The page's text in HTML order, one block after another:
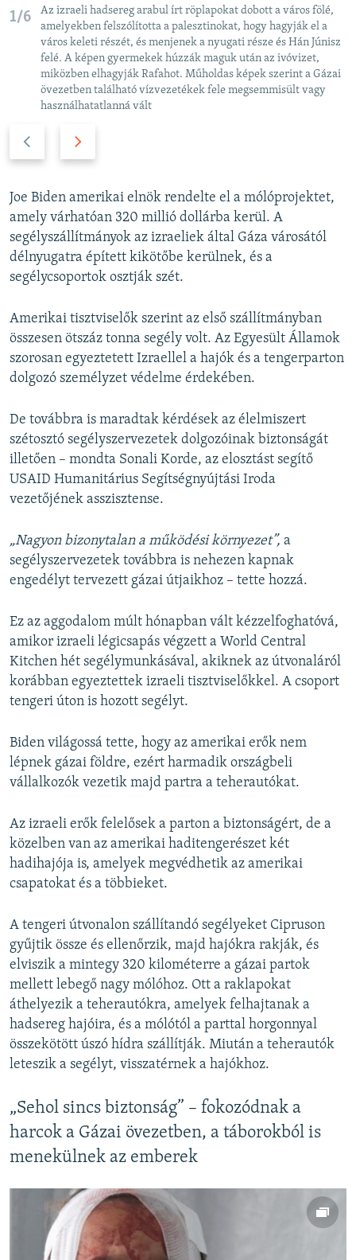
1/6
Az izraeli hadsereg arabul írt röplapokat dobott a város fölé,
amelyekben felszólította a palesztinokat, hogy hagyják el a
város keleti részét, és menjenek a nyugati része és Hán Júnisz
felé. A képen gyermekek húzzák maguk után az ivóvizet,
miközben elhagyják Rafahot. Műholdas képek szerint a Gázai
övezetben található vízvezetékek fele megsemmisült vagy
használhatatlanná vált
v
i
o
u
s
l
i
d
e
t
s
l
i
d
Joe Biden amerikai elnök rendelte el a mólóprojektet,
amely várhatóan 320 millió dollárba kerül. A
segélyszállítmányok az izraeliek által Gáza városától
délnyugatra épített kikötőbe kerülnek, és a
segélycsoportok osztják szét.
Amerikai tisztviselők szerint az első szállítmányban
összesen ötszáz tonna segély volt. Az Egyesült Államok
szorosan egyeztetett Izraellel a hajók és a tengerparton
dolgozó személyzet védelme érdekében.
De továbbra is maradtak kérdések az élelmiszert
szétosztó segélyszervezetek dolgozóinak biztonságát
illetően – mondta Sonali Korde, az elosztást segítő
USAID Humanitárius Segítségnyújtási Iroda
vezetőjének asszisztense.
„Nagyon bizonytalan a működési környezet”, a
segélyszervezetek továbbra is nehezen kapnak
engedélyt tervezett gázai útjaikhoz – tette hozzá.
Ez az aggodalom múlt hónapban vált kézzelfoghatóvá,
amikor izraeli légicsapás végzett a World Central
Kitchen hét segélymunkásával, akiknek az útvonaláról
korábban egyeztettek izraeli tisztviselőkkel. A csoport
tengeri úton is hozott segélyt.
Biden világossá tette, hogy az amerikai erők nem
lépnek gázai földre, ezért harmadik országbeli
vállalkozók vezetik majd partra a teherautókat.
Az izraeli erők felelősek a parton a biztonságért, de a
közelben van az amerikai haditengerészet két
hadihajója is, amelyek megvédhetik az amerikai
csapatokat és a többieket.
A tengeri útvonalon szállítandó segélyeket Cipruson
gyűjtik össze és ellenőrzik, majd hajókra rakják, és
elviszik a mintegy 320 kilométerre a gázai partok
mellett lebegő nagy mólóhoz. Ott a raklapokat
áthelyezik a teherautókra, amelyek felhajtanak a
hadsereg hajóira, és a mólótól a parttal horgonnyal
összekötött úszó hídra szállítják. Miután a teherautók
leteszik a segélyt, visszatérnek a hajókhoz.
„Sehol sincs biztonság” – fokozódnak a
harcok a Gázai övezetben, a táborokból is
menekülnek az emberek